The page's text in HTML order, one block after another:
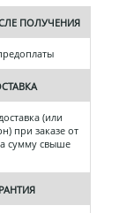
ПОЛУЧЕНИЯ
(или
при заказе от
сумму свыше